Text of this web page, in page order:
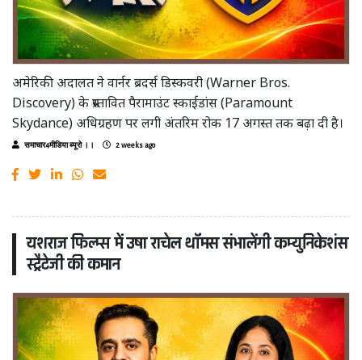
अमेरिकी अदालत ने वार्नर ब्रदर्स डिस्कवरी (Warner Bros.
Discovery) के प्रस्तावित पैरामाउंट स्काईडांस (Paramount
Skydance) अधिग्रहण पर लगी अंतरिम रोक 17 अगस्त तक बढ़ा दी है।
समाचार4मीडिया ब्यूरो ।। 2 weeks ago
यशराज फिल्म्स में उषा राचेल थॉमस संभालेंगी कम्युनिकेशंस
स्ट्रैटेजी की कमान